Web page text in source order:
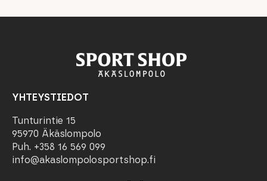
YHTEYSTIEDOT
Tunturintie 15
95970 Äkäslompolo
Puh. +358 16 569 099
info@akaslompolosportshop.fi